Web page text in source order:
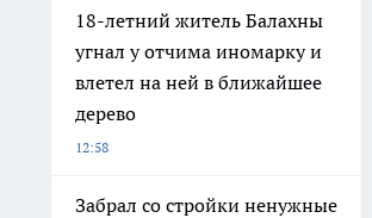
18-летний житель Балахны
угнал у отчима иномарку и
влетел на ней в ближайшее
дерево
12:58
Забрал со стройки ненужные